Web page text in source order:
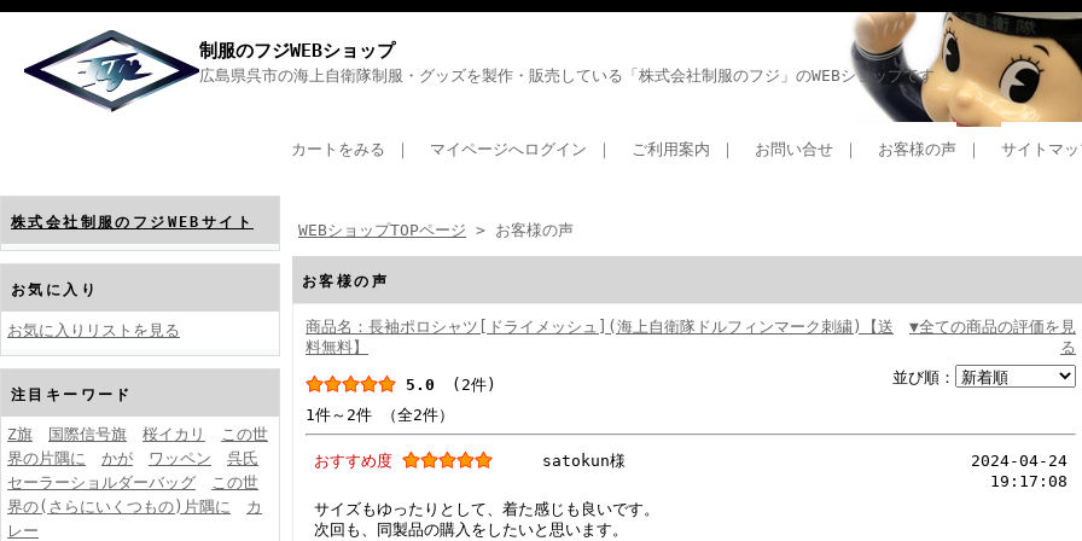
制服のフジWEBショップ
広島県呉市の海上自衛隊制服・グッズを製作・販売している「株式会社制服のフジ」のWEBショップです
カートをみる ｜ マイページへログイン ｜ ご利用案内 ｜ お問い合せ ｜ お客様の声 ｜ サイトマ
株式会社制服のフジWEBサイト
お気に入り
お気に入りリストを見る
注目キーワード
Z旗 国際信号旗 桜イカリ
この世
界の片隅に
かが ワッペン
呉氏
セーラーショルダーバッグ
この世
界の(さらにいくつもの)片隅に
カ
レー
WEBショップTOPページ > お客様の声
お客様の声
商品名：長袖ポロシャツ[ドライメッシュ](海上自衛隊ドルフィンマーク刺繍)【送
料無料】
▼全ての商品の評価を見
る
5.0 (2件) 並び順：
1件～2件 （全2件）
おすすめ度 satokun様
2024-04-24
19:17:08
サイズもゆったりとして、着た感じも良いです。
次回も、同製品の購入をしたいと思います。